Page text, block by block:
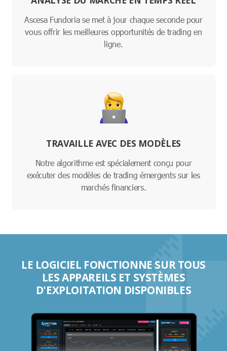
Ascesa Fundoria se met à jour chaque seconde pour
vous offrir les meilleures opportunités de trading en
ligne.
TRAVAILLE AVEC DES MODÈLES
Notre algorithme est spécialement conçu pour
exécuter des modèles de trading émergents sur les
marchés financiers.
LE LOGICIEL FONCTIONNE SUR TOUS
LES APPAREILS ET SYSTÈMES
D'EXPLOITATION DISPONIBLES